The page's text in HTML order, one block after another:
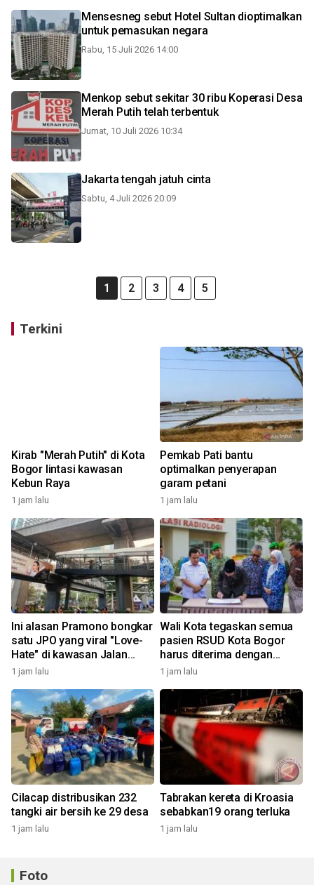
Mensesneg sebut Hotel Sultan dioptimalkan
untuk pemasukan negara
Rabu, 15 Juli 2026 14:00
Menkop sebut sekitar 30 ribu Koperasi Desa
Merah Putih telah terbentuk
Jumat, 10 Juli 2026 10:34
Jakarta tengah jatuh cinta
Sabtu, 4 Juli 2026 20:09
1 2 3 4 5
Terkini
Kirab "Merah Putih" di Kota
Bogor lintasi kawasan
Kebun Raya
1 jam lalu
Pemkab Pati bantu
optimalkan penyerapan
garam petani
1 jam lalu
Ini alasan Pramono bongkar
satu JPO yang viral "Love-
Hate" di kawasan Jalan
Rasuna Said
1 jam lalu
Wali Kota tegaskan semua
pasien RSUD Kota Bogor
harus diterima dengan
profesional
1 jam lalu
Cilacap distribusikan 232
tangki air bersih ke 29 desa
1 jam lalu
Tabrakan kereta di Kroasia
sebabkan19 orang terluka
1 jam lalu
Foto